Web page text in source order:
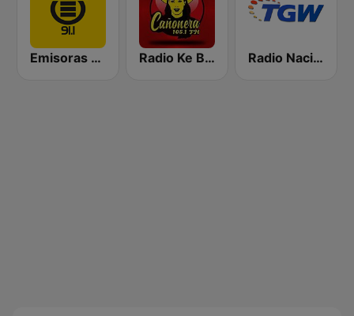
Emisoras Unidas Quetzaltenango 91.1 Radio Ke Buena Cañonera 105.1FM Radio Nacional TGW 107.3 FM